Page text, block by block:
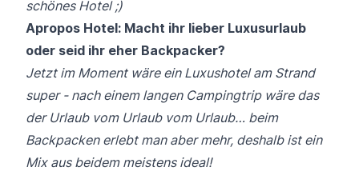
schönes Hotel ;)
Apropos Hotel: Macht ihr lieber Luxusurlaub
oder seid ihr eher Backpacker?
Jetzt im Moment wäre ein Luxushotel am Strand
super - nach einem langen Campingtrip wäre das
der Urlaub vom Urlaub vom Urlaub… beim
Backpacken erlebt man aber mehr, deshalb ist ein
Mix aus beidem meistens ideal!